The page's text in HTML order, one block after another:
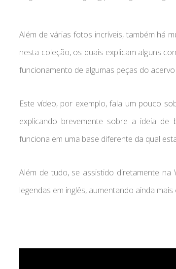
Além de várias fotos incríveis, também há
nesta coleção, os quais explicam alguns
funcionamento de algumas peças do
Este vídeo, por exemplo, fala um pouco
explicando brevemente sobre a ideia
funciona em uma base diferente da qual
Além de tudo, se assistido diretamente na
legendas em inglês, aumentando ainda